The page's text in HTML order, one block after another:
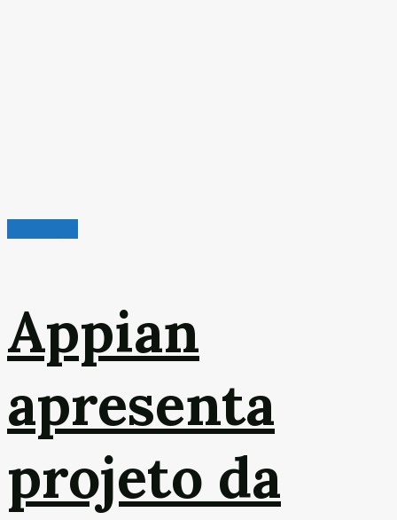
Appian
apresenta
projeto da